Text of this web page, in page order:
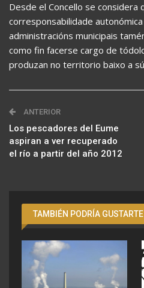
Desde el Concello se considera
corresponsabilidade
administracións municipais
como fin facerse cargo de
produzan no territorio baixo a
ANTERIOR
Los pescadores del Eume
aspiran a ver recuperado
el río a partir del año 2012
TAMBIÉN PODRÍA GUSTARTE